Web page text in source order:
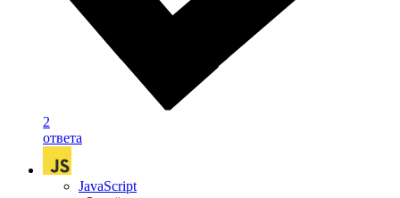
2
ответа
JavaScript